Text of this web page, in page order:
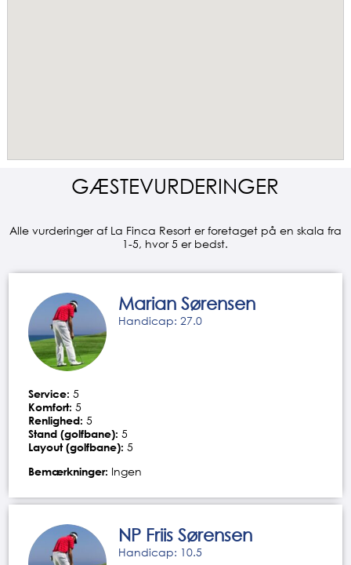
GÆSTEVURDERINGER
Alle vurderinger af La Finca Resort er foretaget på en skala fra
1-5, hvor 5 er bedst.
Marian Sørensen
Handicap: 27.0
Service: 5
Komfort: 5
Renlighed: 5
Stand (golfbane): 5
Layout (golfbane): 5
Bemærkninger: Ingen
NP Friis Sørensen
Handicap: 10.5